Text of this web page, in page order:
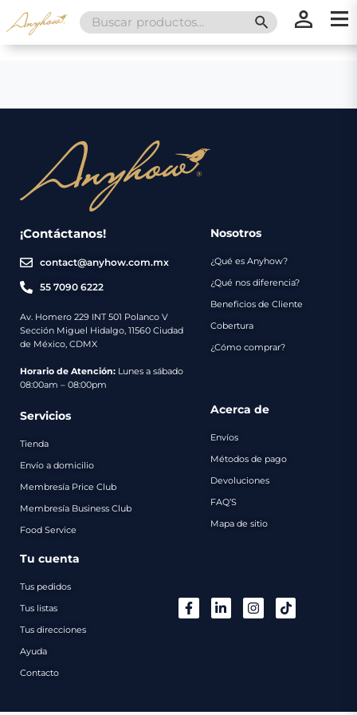
Search
for:
SEARCH
¡Contáctanos!
contact@anyhow.com.mx
55 7090 6222
Av. Homero 229 INT 501 Polanco V
Sección Miguel Hidalgo, 11560 Ciudad
de México, CDMX
Horario de Atención: Lunes a sábado
08:00am – 08:00pm
Nosotros
¿Qué es Anyhow?
¿Qué nos diferencia?
Beneficios de Cliente
Cobertura
¿Cómo comprar?
Servicios
Tienda
Envío a domicilio
Membresía Price Club
Membresía Business Club
Food Service
Acerca de
Envíos
Métodos de pago
Devoluciones
FAQ’S
Mapa de sitio
Tu cuenta
Tus pedidos
Tus listas
Tus direcciones
Ayuda
Contacto
Nosotros
Servicios
Envíos
Métodos
de
Catálogo
Regalos
Contacto